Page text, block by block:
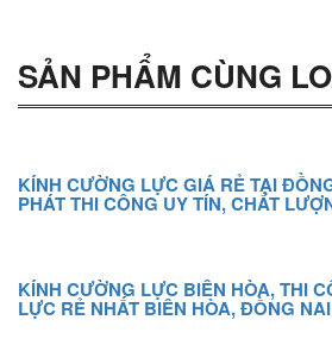
SẢN PHẨM CÙNG
KÍNH CƯỜNG LỰC GIÁ RẺ TẠI
PHÁT THI CÔNG UY TÍN, CHẤT
KÍNH CƯỜNG LỰC BIÊN HÒA, THI
LỰC RẺ NHẤT BIÊN HÒA, ĐỒNG NAI